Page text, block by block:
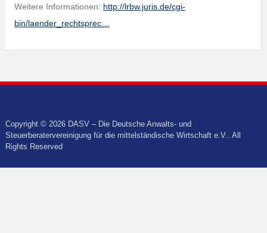
Weitere Informationen: http://lrbw.juris.de/cgi-
bin/laender_rechtsprec…
Copyright © 2026 DASV – Die Deutsche Anwalts- und
Steuerberatervereinigung für die mittelständische Wirtschaft e.V.. All
Rights Reserved